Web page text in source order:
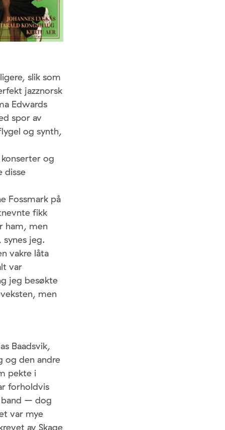
slik som
jazznorsk
Edwards
spor av
og synth,
og
disse
Fossmark på
fikk
ham, men
jeg.
vakre låta
var
jeg besøkte
men
Baadsvik,
og den andre
pekte i
forholdvis
band – dog
var mye
av Skage